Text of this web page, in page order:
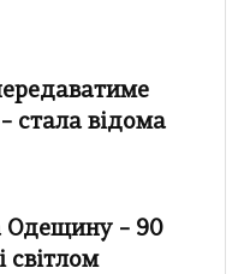
стала відома
Одещину – 90
світлом